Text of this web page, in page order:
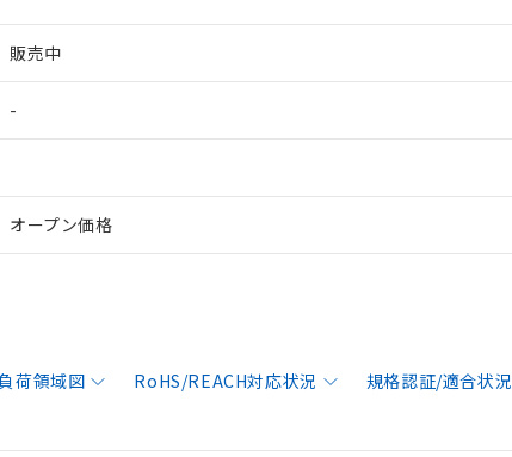
販売中
-
オープン価格
荷領域図 RoHS/REACH対応状況 規格認証/適合状況